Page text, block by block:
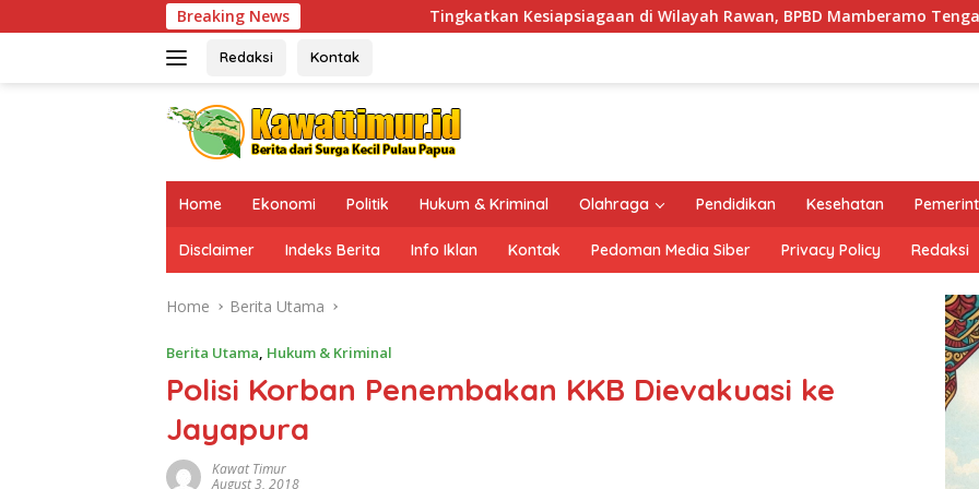
to
Breaking NewsTingkatkan Kesiapsiagaan di Wilayah Rawan, BPBD Mamberamo Tengah Arahkan
Redaksi Kontak
Home Ekonomi Politik Hukum & Kriminal Olahraga Pendidikan Kesehatan
Disclaimer Indeks Berita Info Iklan Kontak Pedoman Media Siber Privacy Policy Redaksi
Home Berita Utama
Berita Utama, Hukum & Kriminal
Polisi Korban Penembakan KKB Dievakuasi ke
Jayapura
Kawat Timur
August 3, 2018